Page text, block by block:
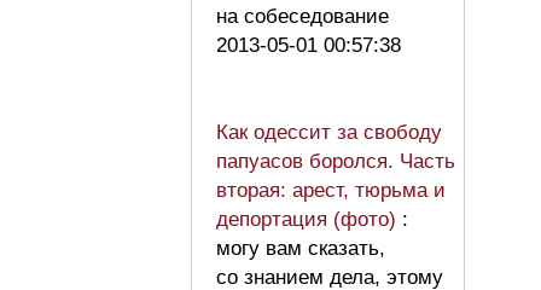
на собеседование
2013-05-01 00:57:38
Как одессит за свободу
папуасов боролся. Часть
вторая: арест, тюрьма и
депортация (фото) :
могу вам сказать,
со знанием дела, этому